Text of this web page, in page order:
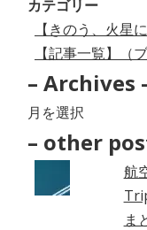
カテゴリー
【きのう、火星
【記事一覧】（
– Archives
–
Archives
– other
航
ま